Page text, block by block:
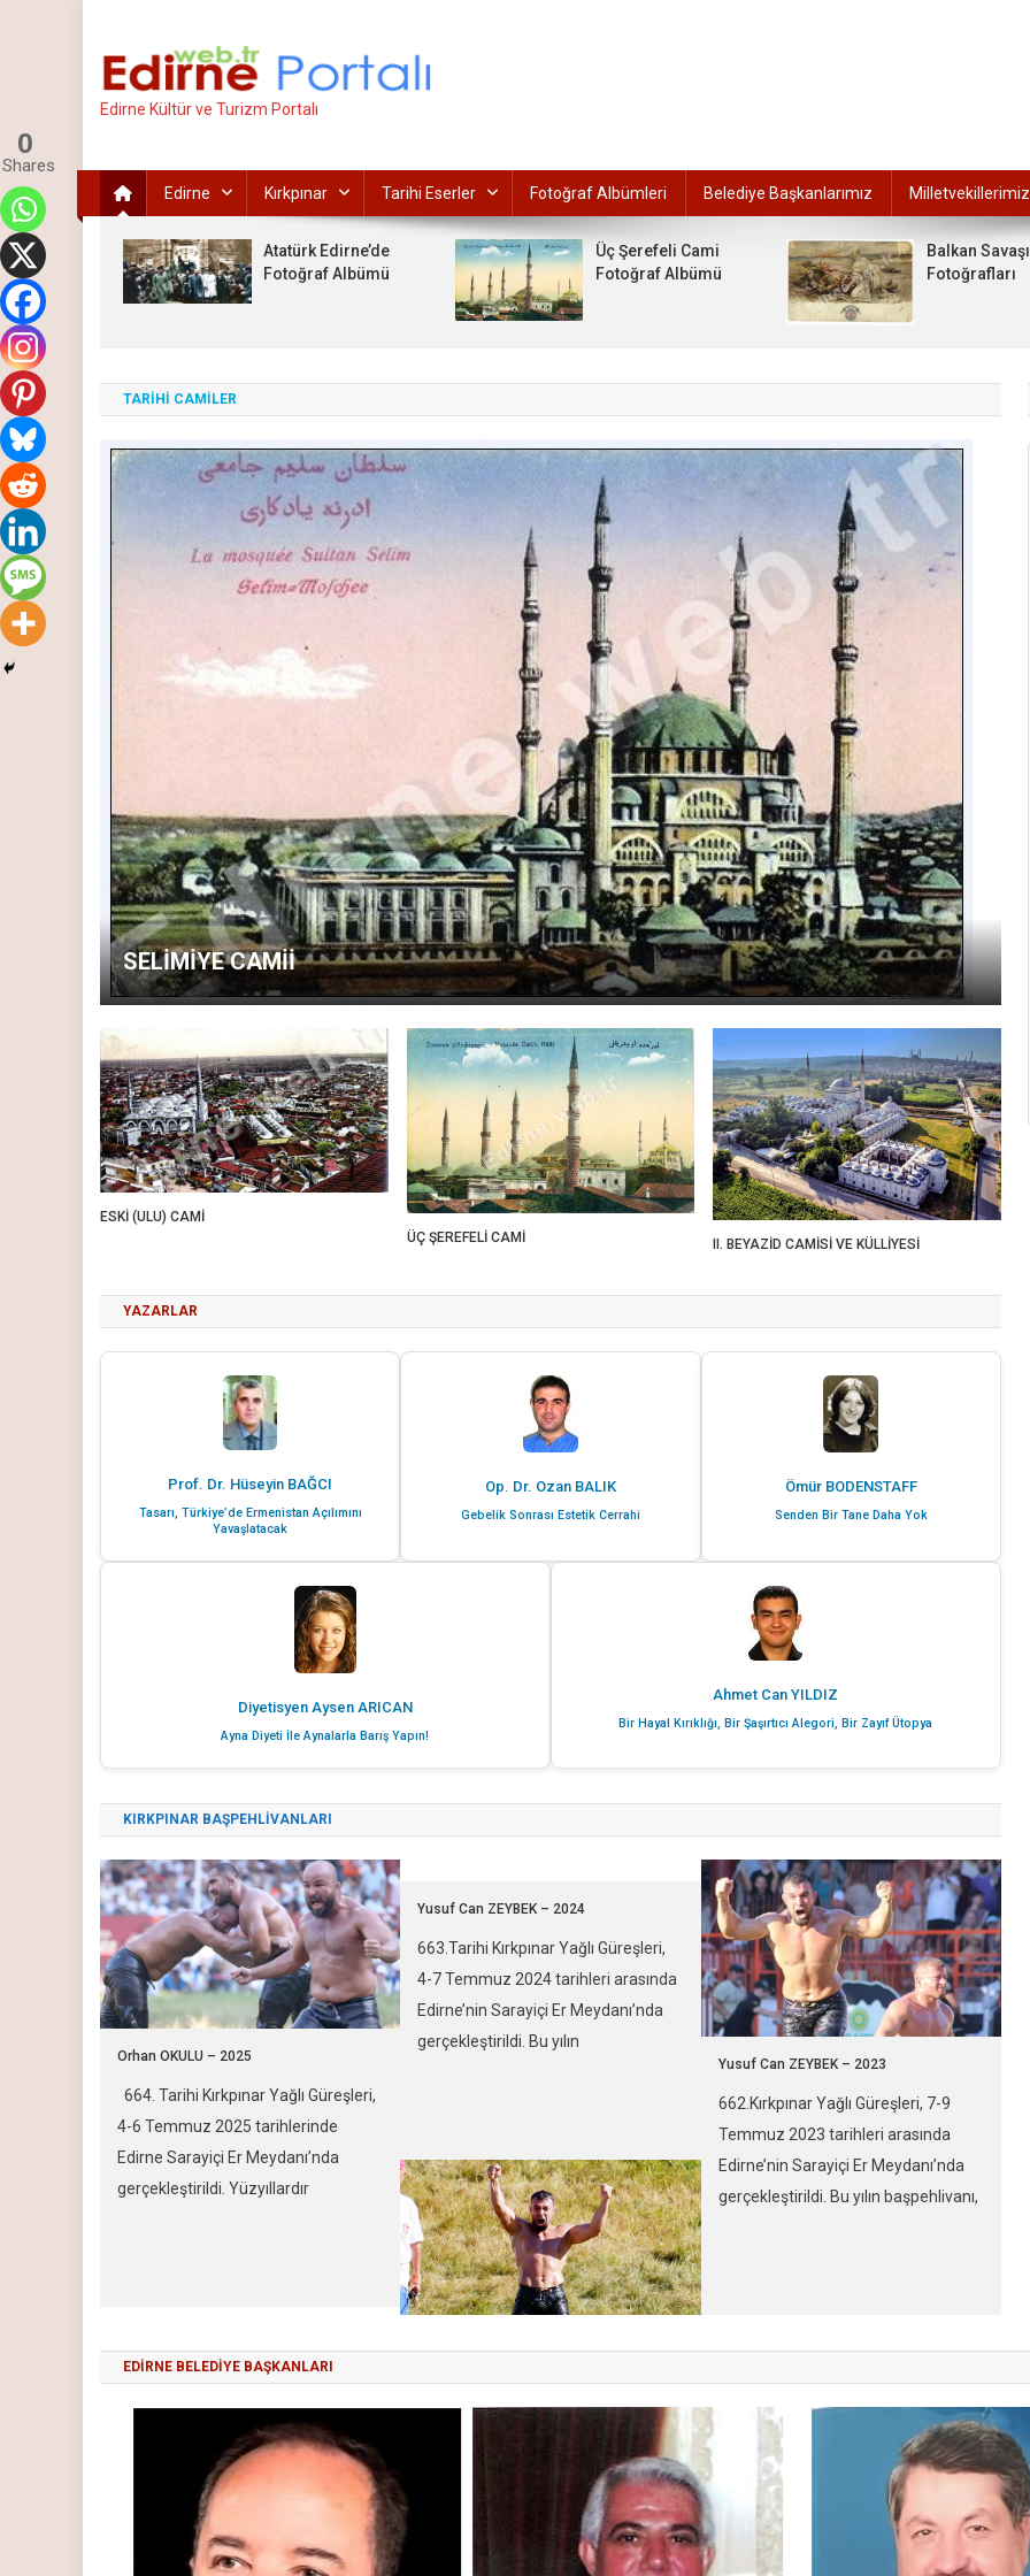
Edirne Kültür ve Turizm Portalı
Edirne Kırkpınar Tarihi Eserler Fotoğraf Albümleri Belediye Başkanlarımız Milletvekillerimiz
Atatürk Edirne’de
Fotoğraf Albümü
Üç Şerefeli Cami
Fotoğraf Albümü
Balkan Savaşı
Fotoğrafları
TARİHİ CAMİLER
SELİMİYE CAMİİ
ESKİ (ULU) CAMİ
ÜÇ ŞEREFELİ CAMİ
II. BEYAZİD CAMİSİ VE KÜLLİYESİ
YAZARLAR
Prof. Dr. Hüseyin BAĞCI
Tasarı, Türkiye’de Ermenistan Açılımını
Yavaşlatacak
Op. Dr. Ozan BALIK
Gebelik Sonrası Estetik Cerrahi
Ömür BODENSTAFF
Senden Bir Tane Daha Yok
Diyetisyen Aysen ARICAN
Ayna Diyeti İle Aynalarla Barış Yapın!
Ahmet Can YILDIZ
Bir Hayal Kırıklığı, Bir Şaşırtıcı Alegori, Bir Zayıf Ütopya
KIRKPINAR BAŞPEHLİVANLARI
Orhan OKULU – 2025
664. Tarihi Kırkpınar Yağlı Güreşleri,
4-6 Temmuz 2025 tarihlerinde
Edirne Sarayiçi Er Meydanı’nda
gerçekleştirildi. Yüzyıllardır
edilmektedir. Bu yılın en büyük
heyecanı ise başpehlivanlık finalinde
yaşandı. Tecrübeli güreşçi Orhan
OKULU ile genç rakibi […]
0
Shares
Yusuf Can ZEYBEK – 2024
663.Tarihi Kırkpınar Yağlı Güreşleri,
4-7 Temmuz 2024 tarihleri arasında
Edirne’nin Sarayiçi Er Meydanı’nda
gerçekleştirildi. Bu yılın
kadar Ali GÜRBÜZ ve Orhan OKULU
gibi favori isimlerin elendiği
güreşlerin çoğunluğu, puan alanın
kazandığı uzatmalara gitti. Sarayiçi
Er Meydanı’nda, final güreşinden
önce gerçekleştirilen yarı final […]
Yusuf Can ZEYBEK – 2023
662.Kırkpınar Yağlı Güreşleri, 7-9
Temmuz 2023 tarihleri arasında
Edirne’nin Sarayiçi Er Meydanı’nda
gerçekleştirildi. Bu yılın başpehlivanı,
ederek başpehlivanlık unvanını
kazandı. Final müsabakasında 40
dakikalık normal sürede yeniş
çıkmaması nedeniyle altın puan
denilen puan alanın kazanacağı
bölüme geçildi […]
EDİRNE BELEDİYE BAŞKANLARI